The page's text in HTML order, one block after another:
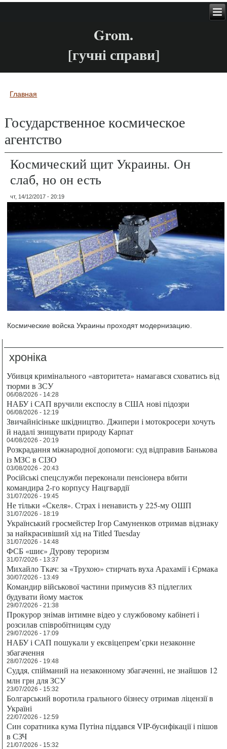
Grom.
[гучні справи]
Вы здесь
Главная
Государственное космическое
агентство
Космический щит Украины. Он
слаб, но он есть
чт, 14/12/2017 - 20:19
Космические войска Украины проходят модернизацию.
хроніка
Убивця кримінального «авторитета» намагався сховатись від
тюрми в ЗСУ
06/08/2026 - 14:28
НАБУ і САП вручили експослу в США нові підозри
06/08/2026 - 12:19
Звичайнісіньке шкідництво. Джипери і мотокросери хочуть
й надалі знищувати природу Карпат
04/08/2026 - 20:19
Розкрадання міжнародної допомоги: суд відправив Банькова
із МЗС в СІЗО
03/08/2026 - 20:43
Російські спецслужби переконали пенсіонера вбити
командира 2-го корпусу Нацгвардії
31/07/2026 - 19:45
Не тільки «Скеля». Страх і ненависть у 225-му ОШП
31/07/2026 - 18:19
Український гросмейстер Ігор Самуненков отримав відзнаку
за найкрасивіший хід на Titled Tuesday
31/07/2026 - 14:48
ФСБ «шиє» Дурову тероризм
31/07/2026 - 13:37
Михайло Ткач: за «Трухою» стирчать вуха Арахамії і Єрмака
30/07/2026 - 13:49
Командир військової частини примусив 83 підлеглих
будувати йому маєток
29/07/2026 - 21:38
Прокурор знімав інтимне відео у службовому кабінеті і
розсилав співробітницям суду
29/07/2026 - 17:09
НАБУ і САП пошукали у ексвіцепрем’єрки незаконне
збагачення
28/07/2026 - 19:48
Суддя, спійманий на незаконному збагаченні, не знайшов 12
млн грн для ЗСУ
23/07/2026 - 15:32
Болгарський воротила грального бізнесу отримав ліцензії в
Україні
22/07/2026 - 12:59
Син соратника кума Путіна піддався VIP-бусифікації і пішов
в СЗЧ
21/07/2026 - 15:32